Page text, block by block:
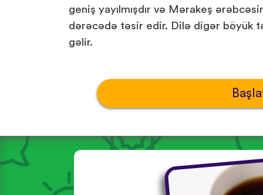
geniş yayılmışdır və Mərakeş
dərəcədə təsir edir. Dilə digər böyük
gəlir.